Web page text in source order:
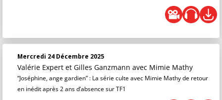
Mercredi 24 Décembre 2025
Valérie Expert et Gilles Ganzmann avec Mimie Mathy
“Joséphine, ange gardien” : La série culte avec Mimie Mathy de retour
en inédit après 2 ans d’absence sur TF1